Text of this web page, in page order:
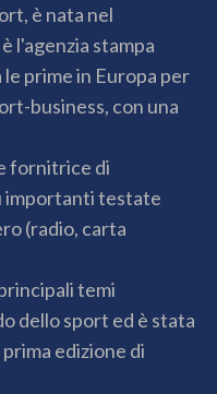
è nata nel
l'agenzia stampa
prime in Europa per
business, con una
fornitrice di
importanti testate
(radio, carta
temi
dello sport ed è stata
edizione di